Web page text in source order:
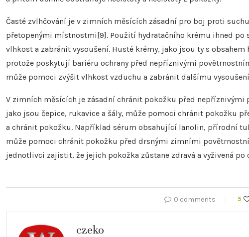
Časté zvlhčování je v zimních měsících zásadní pro boj proti
přetopenými místnostmi[9]. Použití hydratačního krému ihned
vlhkost a zabránit vysoušení. Husté krémy, jako jsou ty s
protože poskytují bariéru ochrany před nepříznivými
může pomoci zvýšit vlhkost vzduchu a zabránit dalšímu
V zimních měsících je zásadní chránit pokožku před
jako jsou čepice, rukavice a šály, může pomoci chránit pokožku
a chránit pokožku. Například sérum obsahující lanolin, přírodní
může pomoci chránit pokožku před drsnými zimními
jednotlivci zajistit, že jejich pokožka zůstane zdravá a vyživená po
0 comments 5
czeko